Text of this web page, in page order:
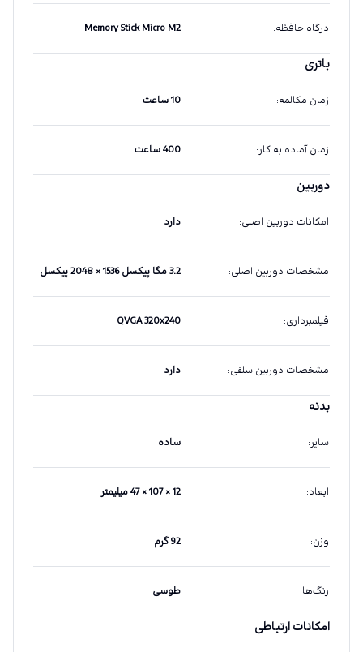
درگاه حافظه:
Memory Stick Micro M2
باتری
زمان مکالمه: 10 ساعت
زمان آماده به کار: 400 ساعت
دوربین
امکانات دوربین اصلی: دارد
مشخصات دوربین اصلی: 3.2 مگا پیکسل 1536 × 2048 پیکسل
فیلمبرداری:
QVGA 320x240
مشخصات دوربین سلفی: دارد
بدنه
سایر: ساده
ابعاد: 12 × 107 × 47 میلیمتر
وزن: 92 گرم
رنگ‌ها: طوسی
امکانات ارتباطی